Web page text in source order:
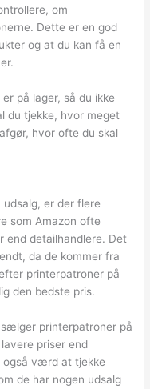
om
Dette er en god
og at du kan få en
på lager, så du ikke
du tjekke, hvor meget
hvor ofte du skal
er der flere
som Amazon ofte
end detailhandlere. Det
da de kommer fra
printerpatroner på
den bedste pris.
printerpatroner på
priser end
også værd at tjekke
de har nogen udsalg